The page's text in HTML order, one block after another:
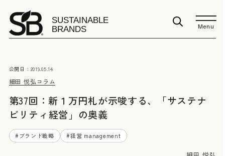
Menu
細田 悦弘コラム
公開日： 2019.05.14
第37回：新１万円札が示唆する、「サステナ
ビリティ経営」の奥義
#ブランド戦略 #経営 management